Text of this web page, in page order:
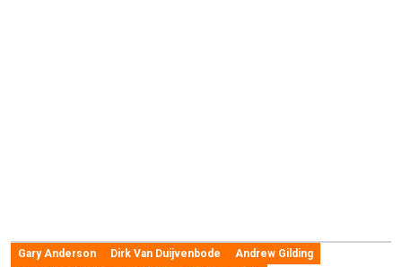
Gary Anderson Dirk Van Duijvenbode
Andrew Gilding